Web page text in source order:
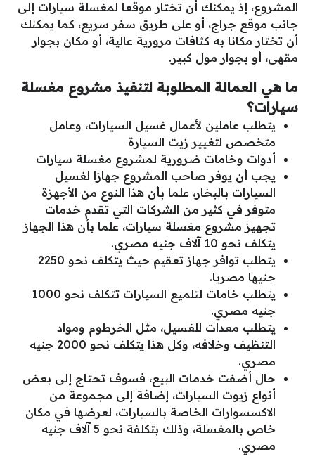
المشروع، إذ يمكنك أن تختار موقعا لمغسلة سيارات إلى
جانب موقع جراج، أو على طريق سفر سريع، كما يمكنك
أن تختار مكانا به كثافات مرورية عالية، أو مكان بجوار
مقهى، أو بجوار مول كبير.
ما هي العمالة المطلوبة لتنفيذ مشروع مغسلة
سيارات؟
يتطلب عاملين لأعمال غسيل السيارات، وعامل
متخصص لتغيير زيت السيارة
أدوات وخامات ضرورية لمشروع مغسلة سيارات
يجب أن يوفر صاحب المشروع جهازا لغسيل
السيارات بالبخار، علما بأن هذا النوع من الأجهزة
متوفر في كثير من الشركات التي تقدم خدمات
تجهيز مشروع مغسلة سيارات، علما بأن هذا الجهاز
يتكلف نحو 10 آلاف جنيه مصري.
يتطلب توافر جهاز تعقيم حيث يتكلف نحو 2250
جنيها مصريا.
يتطلب خامات لتلميع السيارات تتكلف نحو 1000
جنيه مصري.
يتطلب معدات للغسيل، مثل الخرطوم ومواد
التنظيف وخلافه، وكل هذا يتكلف نحو 2000 جنيه
مصري.
حال أضفت خدمات البيع، فسوف تحتاج إلى بعض
أنواع زيوت السيارات، إضافة إلى مجموعة من
الاكسسوارات الخاصة بالسيارات، لعرضها في مكان
خاص بالمغسلة، وذلك بتكلفة نحو 5 آلاف جنيه
مصري.